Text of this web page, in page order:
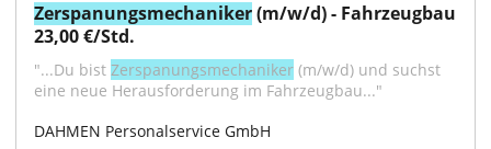
Zerspanungsmechaniker (m/w/d) - Fahrzeugbau
23,00 €/Std.
"...Du bist Zerspanungsmechaniker (m/w/d) und suchst
eine neue Herausforderung im Fahrzeugbau..."
DAHMEN Personalservice GmbH